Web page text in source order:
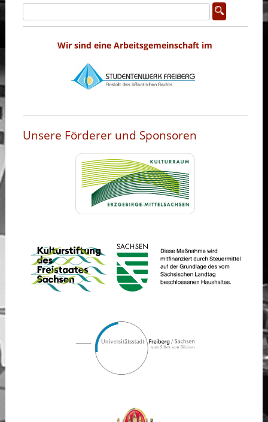
Wir sind eine Arbeitsgemeinschaft im
Unsere Förderer und Sponsoren